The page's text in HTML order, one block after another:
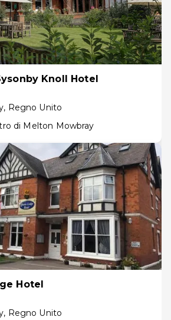
Knoll Hotel
, Regno Unito
di Melton Mowbray
Hotel
, Regno Unito